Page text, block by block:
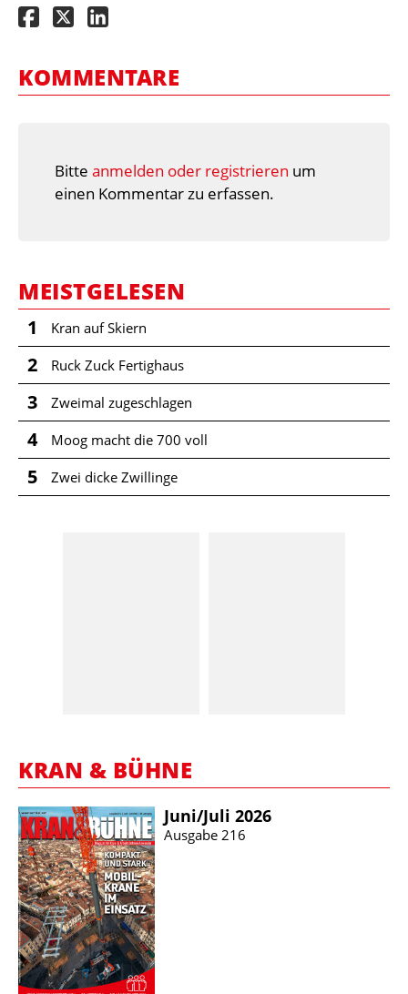
KOMMENTARE
Bitte anmelden oder registrieren um
einen Kommentar zu erfassen.
MEISTGELESEN
1 Kran auf Skiern
2 Ruck Zuck Fertighaus
3 Zweimal zugeschlagen
4 Moog macht die 700 voll
5 Zwei dicke Zwillinge
KRAN & BÜHNE
Juni/​Juli 2026
Ausgabe 216